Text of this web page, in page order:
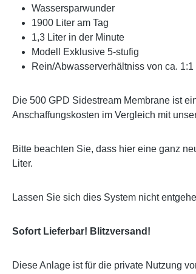
Wassersparwunder
1900 Liter am Tag
1,3 Liter in der Minute
Modell Exklusive 5-stufig
Rein/Abwasserverhältniss von ca. 1:1
Die 500 GPD Sidestream Membrane ist
Anschaffungskosten im Vergleich mit
Bitte beachten Sie, dass hier eine ganz
Liter.
Lassen Sie sich dies System nicht
Sofort Lieferbar! Blitzversand!
Diese Anlage ist für die private Nutzung